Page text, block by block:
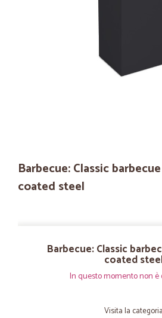
Barbecue: Classic
coated steel
Barbecue: Classic
coated
In questo momento non è
Visita la categoria